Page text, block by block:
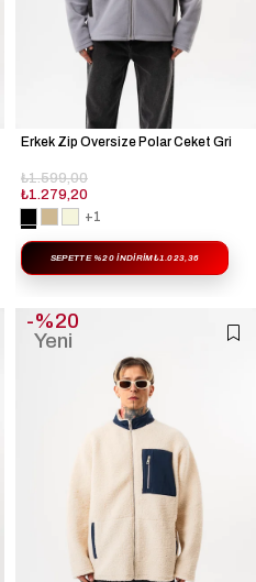
Erkek Zip Oversize Polar Ceket Gri
₺1.279,20
₺1.599,00
+1
SEPETTE %20 İNDIRIM₺1.023,36
%20
Yeni